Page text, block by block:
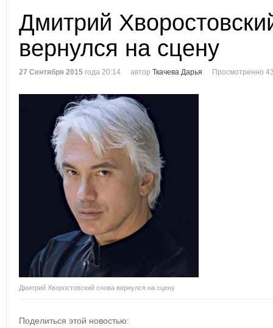
Дмитрий
вернулся на сцену
27 Сентября 2015 года 20:14 автор Ткачева Дарья Просмотренно
Дмитрий Хворостовский снова вернулся на сцену
Поделиться этой новостью: